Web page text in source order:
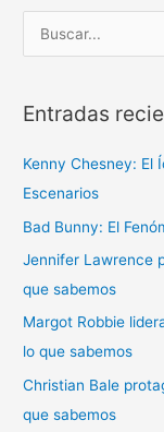
u
c
r
p
o
r
:
Entradas
Kenny Chesney: El
Escenarios
Bad Bunny: El
Jennifer Lawrence
que sabemos
Margot Robbie
lo que sabemos
Christian Bale
que sabemos